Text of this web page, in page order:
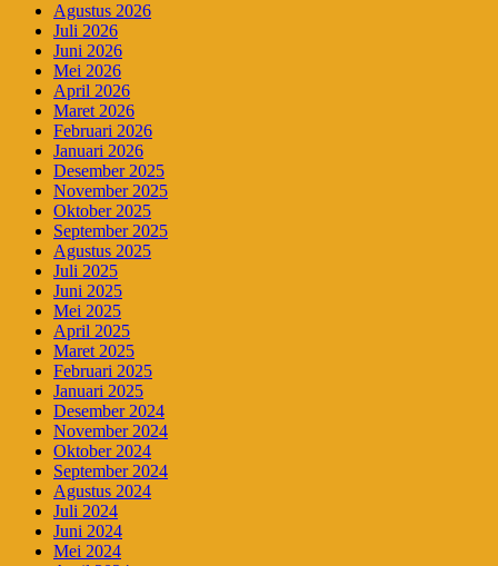
Agustus 2026
Juli 2026
Juni 2026
Mei 2026
April 2026
Maret 2026
Februari 2026
Januari 2026
Desember 2025
November 2025
Oktober 2025
September 2025
Agustus 2025
Juli 2025
Juni 2025
Mei 2025
April 2025
Maret 2025
Februari 2025
Januari 2025
Desember 2024
November 2024
Oktober 2024
September 2024
Agustus 2024
Juli 2024
Juni 2024
Mei 2024